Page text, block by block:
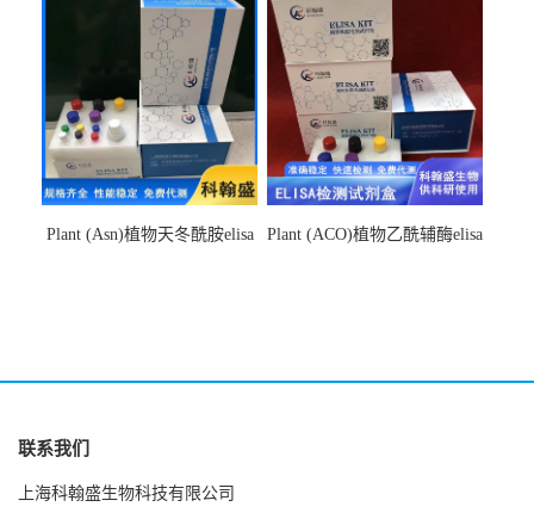
Plant (Asn)植物天冬酰胺elisa
Plant (ACO)植物乙酰辅酶elisa
联系我们
上海科翰盛生物科技有限公司